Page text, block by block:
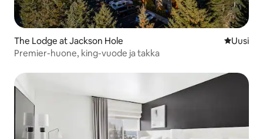
The Lodge at Jackson Hole Uusi
Uusi
Premier-huone, king-vuode ja takka